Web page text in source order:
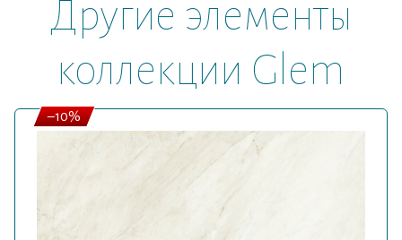
Другие элементы
коллекции Glem
–10%